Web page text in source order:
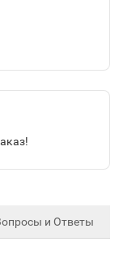
и Ответы